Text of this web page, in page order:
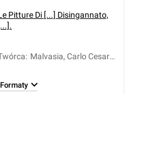
Pitture Di [...] Disingannato,
: Malvasia, Carlo Cesare
Formaty